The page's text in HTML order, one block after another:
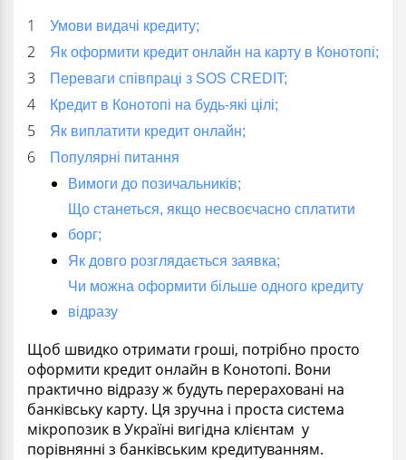
Умови видачі кредиту;
Як оформити кредит онлайн на карту в Конотопі;
Переваги співпраці з SOS CREDIT;
Кредит в Конотопі на будь-які цілі;
Як виплатити кредит онлайн;
Популярні питання
Вимоги до позичальників;
Що станеться, якщо несвоєчасно сплатити
борг;
Як довго розглядається заявка;
Чи можна оформити більше одного кредиту
відразу
Щоб швидко отримати гроші, потрібно просто
оформити кредит онлайн в Конотопі. Вони
практично відразу ж будуть перераховані на
банківську карту. Ця зручна і проста система
мікропозик в Україні вигідна клієнтам у
порівнянні з банківським кредитуванням.